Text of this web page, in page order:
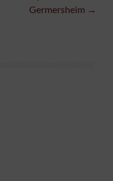
Germersheim →